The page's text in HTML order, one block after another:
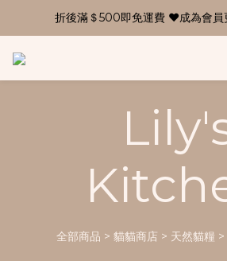
折後滿＄500即免運費 ❤成為會員
全部商品 > 貓貓商店 > 天然貓糧 >